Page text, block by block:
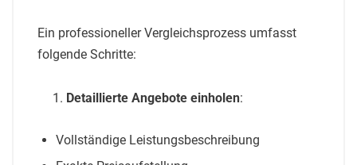
Ein professioneller Vergleichsprozess umfasst
folgende Schritte:
Detaillierte Angebote einholen:
Vollständige Leistungsbeschreibung